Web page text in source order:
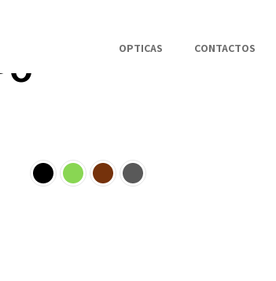
OPTICAS CONTACTOS